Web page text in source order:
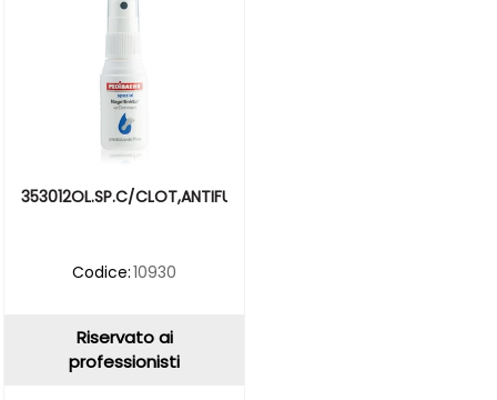
353012OL.SP.C/CLOT,ANTIFU,ANTIB.30ML
Codice:10930
Riservato ai
professionisti